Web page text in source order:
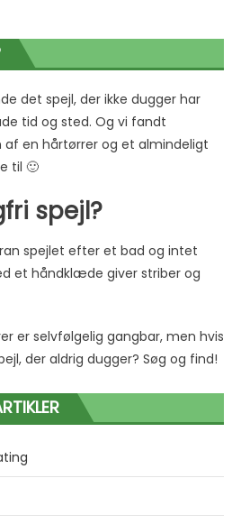
det spejl, der ikke dugger har
tid og sted. Og vi fandt
af en hårtørrer og et almindeligt
til 🙂
spejl?
spejlet efter et bad og intet
et håndklæde giver striber og
er selvfølgelig gangbar, men hvis
der aldrig dugger? Søg og find!